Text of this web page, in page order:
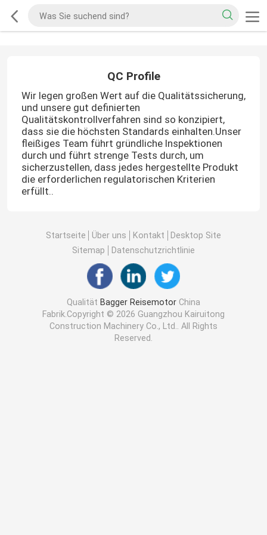
QC Profile
Wir legen großen Wert auf die Qualitätssicherung,
und unsere gut definierten
Qualitätskontrollverfahren sind so konzipiert,
dass sie die höchsten Standards einhalten.Unser
fleißiges Team führt gründliche Inspektionen
durch und führt strenge Tests durch, um
sicherzustellen, dass jedes hergestellte Produkt
die erforderlichen regulatorischen Kriterien
erfüllt..
Startseite Über uns Kontakt
Desktop Site
Sitemap
Datenschutzrichtlinie
Qualität Bagger ReisemotorChina
Fabrik.Copyright © 2026 Guangzhou Kairuitong
Construction Machinery Co., Ltd.. All Rights
Reserved.